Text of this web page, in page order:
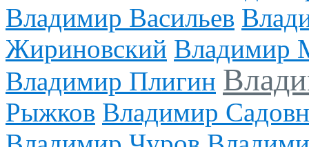
Владимир Васильев
Жириновский Владимир
Владимир Плигин
Рыжков Владимир